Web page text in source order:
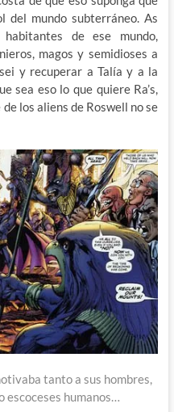
del mundo subterráneo. As
de ese mundo,
magos y semidioses a
y recuperar a Talía y a la
sea eso lo que quiere Ra’s,
los aliens de Roswell no se
tanto a sus hombres,
escoceses humanos…